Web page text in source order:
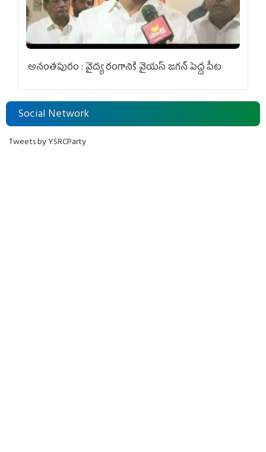
అనంతపురం : వైద్య రంగానికి వైయ‌స్ జ‌గ‌న్ పెద్ద పీట
Social Network
Tweets by YSRCParty